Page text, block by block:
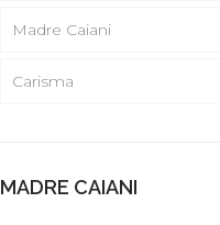
Madre Caiani
Carisma
MADRE CAIANI